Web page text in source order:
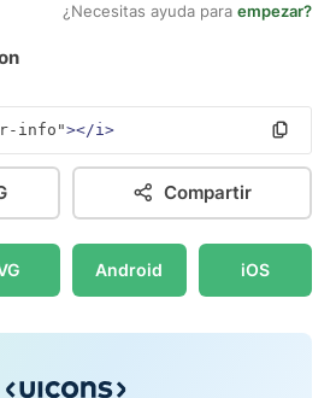
¿Necesitas ayuda para empezar?
info"></i>
Compartir
Android iOS